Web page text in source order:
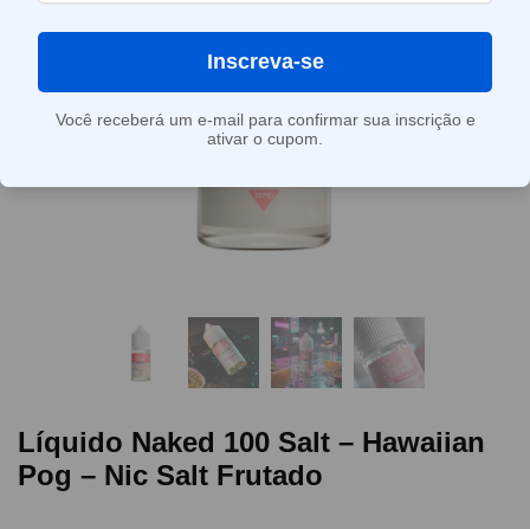
Líquido Naked 100 Salt – Hawaiian
Pog – Nic Salt Frutado
Inscreva-se
Você receberá um e-mail para confirmar sua inscrição e
ativar o cupom.